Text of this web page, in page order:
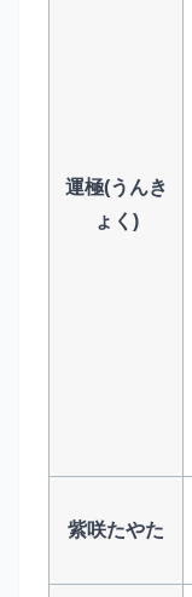
運極(うんき
ょく)
紫咲たやた